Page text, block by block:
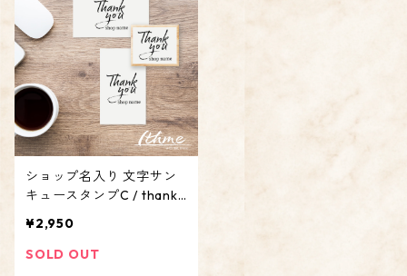
ショップ名入り 文字サン
キュースタンプC / thank
【屋号 アカウント オリジ
ナル オーダーメイド】
¥2,950
SOLD OUT